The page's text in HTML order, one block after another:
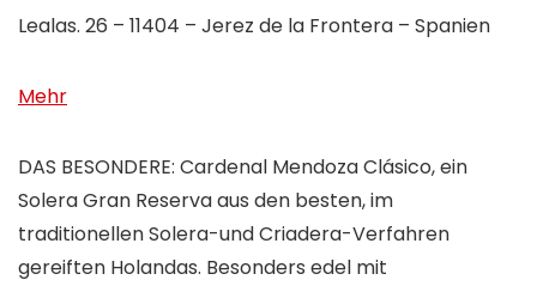
Lealas. 26 – 11404 – Jerez de la Frontera – Spanien
Mehr
DAS BESONDERE: Cardenal Mendoza Clásico, ein
Solera Gran Reserva aus den besten, im
traditionellen Solera-und Criadera-Verfahren
gereiften Holandas. Besonders edel mit